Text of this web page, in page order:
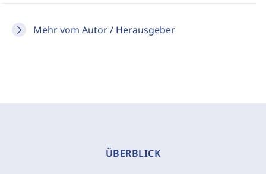
Mehr vom Autor / Herausgeber
ÜBERBLICK